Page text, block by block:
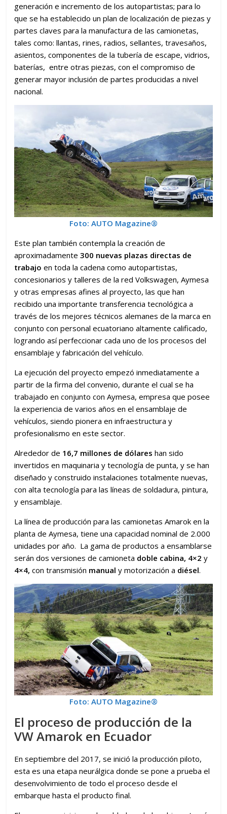
generación e incremento de los autopartistas; para lo
que se ha establecido un plan de localización de piezas y
partes claves para la manufactura de las camionetas,
tales como: llantas, rines, radios, sellantes, travesaños,
asientos, componentes de la tubería de escape, vidrios,
baterías, entre otras piezas, con el compromiso de
generar mayor inclusión de partes producidas a nivel
nacional.
Foto: AUTO Magazine®
Este plan también contempla la creación de
aproximadamente300 nuevas plazas directas de
trabajo en toda la cadena como autopartistas,
concesionarios y talleres de la red Volkswagen, Aymesa
y otras empresas afines al proyecto, las que han
recibido una importante transferencia tecnológica a
través de los mejores técnicos alemanes de la marca en
conjunto con personal ecuatoriano altamente calificado,
logrando así perfeccionar cada uno de los procesos del
ensamblaje y fabricación del vehículo.
La ejecución del proyecto empezó inmediatamente a
partir de la firma del convenio, durante el cual se ha
trabajado en conjunto con Aymesa, empresa que posee
la experiencia de varios años en el ensamblaje de
vehículos, siendo pionera en infraestructura y
profesionalismo en este sector.
Alrededor de 16,7 millones de dólares han sido
invertidos en maquinaria y tecnología de punta, y se han
diseñado y construido instalaciones totalmente nuevas,
con alta tecnología para las líneas de soldadura, pintura,
y ensamblaje.
La línea de producción para las camionetas Amarok en la
planta de Aymesa, tiene una capacidad nominal de 2.000
unidades por año. La gama de productos a ensamblarse
serán dos versiones de camioneta doble cabina, 4×2 y
4×4, con transmisión manual y motorización a diésel.
Foto: AUTO Magazine®
El proceso de producción de la
VW Amarok en Ecuador
En septiembre del 2017, se inició la producción piloto,
esta es una etapa neurálgica donde se pone a prueba el
desenvolvimiento de todo el proceso desde el
embarque hasta el producto final.